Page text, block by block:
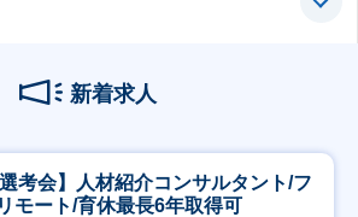
新着求人
考会】人材紹介コンサルタント/フ
モート/育休最長6年取得可